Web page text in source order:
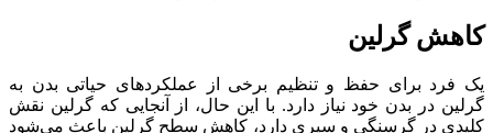
کاهش گرلین
یک فرد برای حفظ و تنظیم برخی از عملکردهای حیاتی بدن به
گرلین در بدن خود نیاز دارد. با این حال، از آنجایی که گرلین نقش
کلیدی در گرسنگی و سیری دارد، کاهش سطح گرلین باعث می‌شود